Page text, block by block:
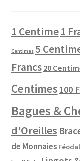
1 Centime1
Centimes 5
Francs 20
Centimes 100
Bagues &
d'Oreilles
de Monnaies